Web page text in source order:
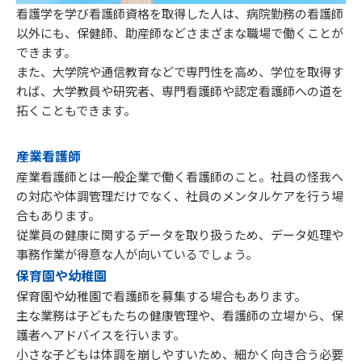
看護学を学び看護師資格を取得した人は、病院勤務の看護師
以外にも、保健師、助産師などさまざまな職場で働くことが
できます。
また、⼤学院や通信教育などで専門性を高め、学位を取得す
れば、⼤学教員や研究者、専⾨看護師や認定看護師への道を
拓くこともできます。
産業看護師
産業看護師とは一般企業で働く看護師のこと。社員の怪我へ
の対応や体調管理だけでなく、社員のメンタルケアを行う場
合もあります。
従業員の健康に関するデータを取り扱うため、データ処理や
事務作業が得意な人が向いているでしょう。
保育園や幼稚園
保育園や幼稚園で看護師を募集する場合もあります。
主な業務は子どもたちの健康管理や、看護師の立場から、保
護者へアドバイスを行います。
小さな子どもは体調を崩しやすいため、細かく向き合う必要